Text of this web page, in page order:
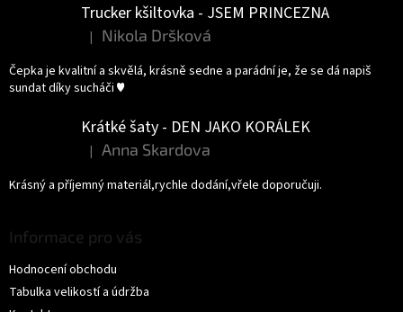
Trucker kšiltovka - JSEM PRINCEZNA
Hodnocení produktu je 5 z 5 hvězdiček.
| Nikola Dršková
Čepka je kvalitní a skvělá, krásně sedne a parádní je, že se dá napiš
sundat díky sucháči ♥️
Krátké šaty - DEN JAKO KORÁLEK
Hodnocení produktu je 5 z 5 hvězdiček.
| Anna Skardova
Krásný a příjemný materiál,rychle dodání,vřele doporučuji.
Informace pro vás
Hodnocení obchodu
Tabulka velikostí a údržba